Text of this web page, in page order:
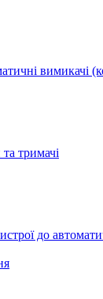
вимикачі
тримачі
до